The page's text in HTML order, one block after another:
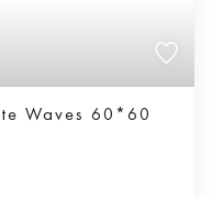
Waves 60*60